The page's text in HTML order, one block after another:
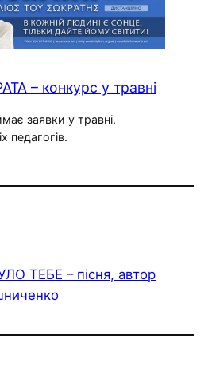
– конкурс у травні
заявки у травні.
педагогів.